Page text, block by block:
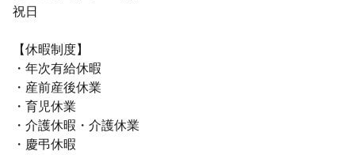
祝日
【休暇制度】
・年次有給休暇
・産前産後休業
・育児休業
・介護休暇・介護休業
・慶弔休暇